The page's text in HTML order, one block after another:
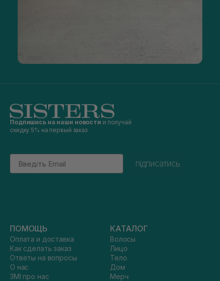
Подпишись на наши новости и получай
скидку 5% на первый заказ
Email
підписатись
ПОМОЩЬ
Оплата и доставка
Как сделать заказ
Ответы на вопросы
О нас
ЗМІ про нас
КАТАЛОГ
Волосы
Лицо
Тело
Дом
Мерч